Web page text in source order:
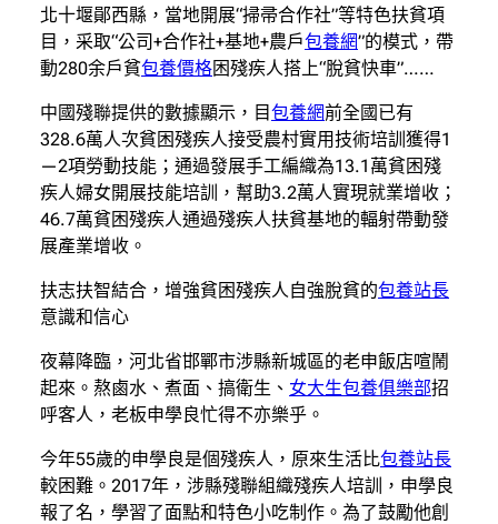
北十堰鄖西縣，當地開展“掃帚合作社”等特色扶貧項
目，采取“公司+合作社+基地+農戶包養網”的模式，帶
動280余戶貧包養價格困殘疾人搭上“脫貧快車”……
中國殘聯提供的數據顯示，目包養網前全國已有
328.6萬人次貧困殘疾人接受農村實用技術培訓獲得1
—2項勞動技能；通過發展手工編織為13.1萬貧困殘
疾人婦女開展技能培訓，幫助3.2萬人實現就業增收；
46.7萬貧困殘疾人通過殘疾人扶貧基地的輻射帶動發
展產業增收。
扶志扶智結合，增強貧困殘疾人自強脫貧的包養站長
意識和信心
夜幕降臨，河北省邯鄲市涉縣新城區的老申飯店喧鬧
起來。熬鹵水、煮面、搞衛生、 女大生包養俱樂部招
呼客人，老板申學良忙得不亦樂乎。
今年55歲的申學良是個殘疾人，原來生活比包養站長
較困難。2017年，涉縣殘聯組織殘疾人培訓，申學良
報了名，學習了面點和特色小吃制作。為了鼓勵他創